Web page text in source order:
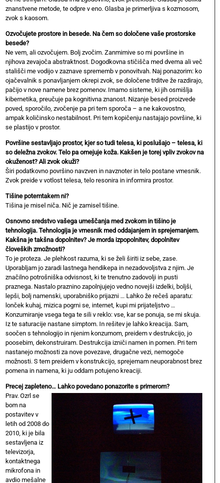
znanstvene metode, te odpre v eno. Glasba je primerljiva s kozmosom,
zvok s kaosom.
Ozvočujete prostore in besede. Na čem so določene vaše prostorske
besede?
Ne vem, ali ozvočujem. Bolj zvočim. Zanmimive so mi površine in
njihova zevajoča abstraktnost. Dogodkovna stičišča med dvema ali več
stališči me vodijo v zaznave sprememb v ponovitvah. Naj ponazorim: ko
ojačevalnik s ponavljanjem okrepi zvok, se določene trditve že razdirajo,
pačijo v nove namene brez pomenov. Imamo sisteme, ki jih osmišlja
kibernetika, preučuje pa kognitivna znanost. Nizanje besed proizvede
poved, sporočilo, zvočenje pa pri tem sporoča – a ne kakovostno,
ampak količinsko nestabilnost. Pri tem kopičenju nastajajo površine, ki
se plastijo v prostor.
Površine sestavljajo prostor, kjer so tudi telesa, ki poslušajo – telesa, ki
so deležna zvokov. Telo pa omejuje koža. Kakšen je torej vpliv zvokov na
okuženost? Ali zvok okuži?
Širi podatkovno površino navzven in navznoter in telo postane vmesnik.
Zvok preide v votlost telesa, telo resonira in informira prostor.
Tišine potemtakem ni?
Tišina je misel niča. Nič je zamisel tišine.
Osnovno sredstvo vašega umeščanja med zvokom in tišino je
tehnologija. Tehnologija je vmesnik med oddajanjem in sprejemanjem.
Kakšna je takšna dopolnitev? Je morda izpopolnitev, dopolnitev
človeških zmožnosti?
To je proteza. Je plehkost razuma, ki se želi širiti iz sebe, zase.
Uporabljam jo zaradi lastnega hendikepa in nezadovoljstva z njim. Je
značilno potrošniška odvisnost, ki te trenutno zadovolji in pusti
praznega. Nastalo praznino zapolnjujejo vedno novejši izdelki, boljši,
lepši, bolj namenski, uporabniško prijazni … Lahko že rečeš aparatu:
lonček kuhaj, mizica pogrni se, internet, kupi mi prijateljstvo …
Konzumiranje vsega tega te sili v reklo: vse, kar se ponuja, se mi skuja.
Iz te saturacije nastane simptom. In rešitev je lahko kreacija. Sam,
soočen s tehnologijo in njenim konzumom, preidem v destrukcijo, jo
poosebim, dekonstruiram. Destrukcija izniči namen in pomen. Pri tem
nastanejo možnosti za nove povezave, drugačne vezi, nemogoče
možnosti. S tem preidem v konstrukcijo, sprejemam neuporabnost brez
pomena in namena, ki ju oddam potujeno kreaciji.
Precej zapleteno… Lahko povedano ponazorite s primerom?
Prav. Ozrl se
bom na
postavitev v
letih od 2008 do
2010, ki je bila
sestavljena iz
televizorja,
kontaktnega
mikrofona in
avdio mešalne